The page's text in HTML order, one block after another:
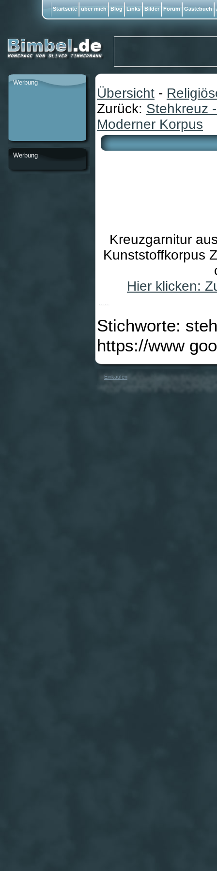
Übersicht -
Zurück: Stehkreuz
Moderner Korpus
Kreuzgarnitur
Kunststoffkorpus
Hier klicken:
Stichworte:
https://www
Einkaufen
Werbung
Werbung
Startseite über mich Blog Links Bilder Forum Gästebuch